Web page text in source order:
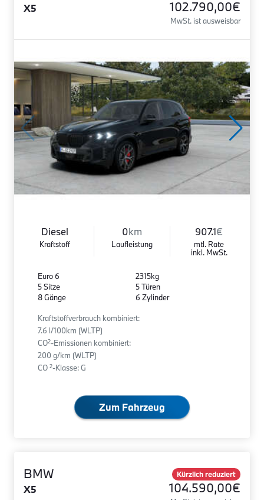
X5 102.790,00€
MwSt. ist ausweisbar
Diesel
Kraftstoff
0km
Laufleistung
907.1€
mtl. Rate
inkl. MwSt.
Euro 6
5 Sitze
8 Gänge
2315kg
5 Türen
6 Zylinder
Kraftstoffverbrauch kombiniert:
7.6 l/100km (WLTP)
CO2-Emissionen kombiniert:
200 g/km (WLTP)
CO 2-Klasse: G
Zum Fahrzeug
BMW
X5
Kürzlich reduziert
104.590,00€